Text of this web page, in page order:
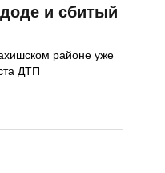
и сбитый
районе уже
ДТП